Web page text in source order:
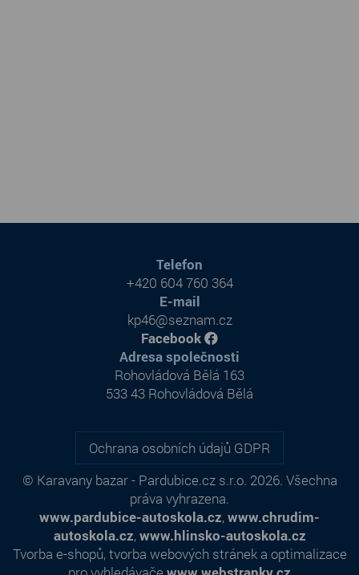
Ochrana osobních údajů GDPR
© Karavany bazar - Pardubice.cz s.r.o. 2026. Všechna
práva vyhrazena.
www.pardubice-autoskola.cz,www.chrudim-
autoskola.cz,www.hlinsko-autoskola.cz
Tvorba e-shopů,tvorba webových stráneka optimalizace
Adresa společnosti
Rohovládová Bělá 163
533 43 Rohovládová Bělá
Telefon
+420 604 760 364
E-mail
kp46@seznam.cz
Facebook